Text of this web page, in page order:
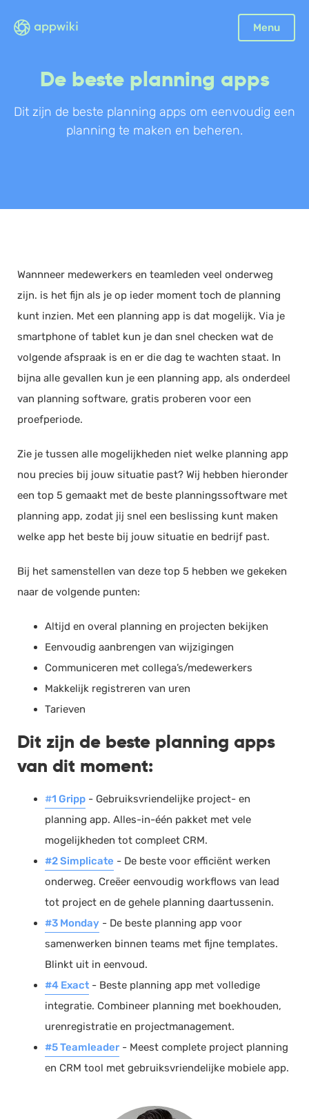
Menu
Sluiten
Facturatie
Aangifte
Bonnetjes
Offerte
Documentmanagement
Projectmanagement
Workflowmanagement
Planning
Werkbonnen
Webshop
ERP
PSP
Verlof en verzuim
Salarisadministratie
Website
Marketing automation
Support
Chat
Helpdesk
De beste planning apps
Dit zijn de beste planning apps om eenvoudig een
planning te maken en beheren.
Wannneer medewerkers en teamleden veel onderweg
zijn. is het fijn als je op ieder moment toch de planning
kunt inzien. Met een planning app is dat mogelijk. Via je
smartphone of tablet kun je dan snel checken wat de
volgende afspraak is en er die dag te wachten staat. In
bijna alle gevallen kun je een planning app, als onderdeel
van planning software, gratis proberen voor een
proefperiode.
Zie je tussen alle mogelijkheden niet welke planning app
nou precies bij jouw situatie past? Wij hebben hieronder
een top 5 gemaakt met de beste planningssoftware met
planning app, zodat jij snel een beslissing kunt maken
welke app het beste bij jouw situatie en bedrijf past.
Bij het samenstellen van deze top 5 hebben we gekeken
naar de volgende punten:
Altijd en overal planning en projecten bekijken
Eenvoudig aanbrengen van wijzigingen
Communiceren met collega’s/medewerkers
Makkelijk registreren van uren
Tarieven
Dit zijn de beste planning apps
van dit moment:
#1 Gripp - Gebruiksvriendelijke project- en
planning app. Alles-in-één pakket met vele
mogelijkheden tot compleet CRM.
#2 Simplicate - De beste voor efficiënt werken
onderweg. Creëer eenvoudig workflows van lead
tot project en de gehele planning daartussenin.
#3 Monday - De beste planning app voor
samenwerken binnen teams met fijne templates.
Blinkt uit in eenvoud.
#4 Exact - Beste planning app met volledige
integratie. Combineer planning met boekhouden,
urenregistratie en projectmanagement.
#5 Teamleader - Meest complete project planning
en CRM tool met gebruiksvriendelijke mobiele app.